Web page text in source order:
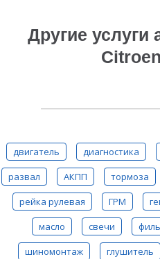
Другие услуги
двигатель диагностика
развал
АКПП тормоза
рейка рулевая
ГРМ
масло
свечи
шиномонтаж
глушитель